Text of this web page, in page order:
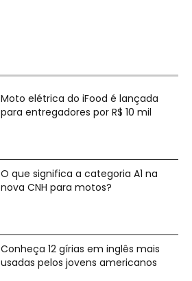
Moto elétrica do iFood é lançada
para entregadores por R$ 10 mil
O que significa a categoria A1 na
nova CNH para motos?
Conheça 12 gírias em inglês mais
usadas pelos jovens americanos